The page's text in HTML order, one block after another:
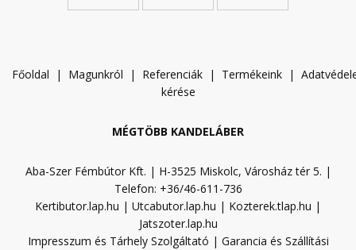
Főoldal | Magunkról | Referenciák | Termékeink | A
kérése
MÉGTÖBB KANDELÁBER
Aba-Szer Fémbútor Kft. | H-3525 Miskolc, Városház tér 5. |
Telefon: +36/46-611-736
Kertibutor.lap.hu | Utcabutor.lap.hu | Kozterek.tlap.hu |
Jatszoter.lap.hu
Impresszum és Tárhely Szolgáltató | Garancia és Szállítási